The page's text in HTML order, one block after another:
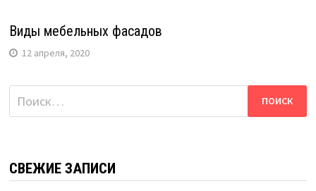
Виды мебельных фасадов
12 апреля, 2020
Найти:
СВЕЖИЕ ЗАПИСИ